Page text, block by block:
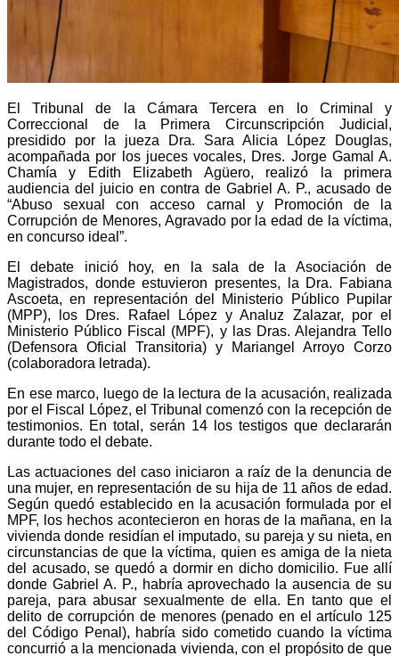
El Tribunal de la Cámara Tercera en lo Criminal y
Correccional de la Primera Circunscripción Judicial,
presidido por la jueza Dra. Sara Alicia López Douglas,
acompañada por los jueces vocales, Dres. Jorge Gamal A.
Chamía y Edith Elizabeth Agüero, realizó la primera
audiencia del juicio en contra de Gabriel A. P., acusado de
“Abuso sexual con acceso carnal y Promoción de la
Corrupción de Menores, Agravado por la edad de la víctima,
en concurso ideal”.
El debate inició hoy, en la sala de la Asociación de
Magistrados, donde estuvieron presentes, la Dra. Fabiana
Ascoeta, en representación del Ministerio Público Pupilar
(MPP), los Dres. Rafael López y Analuz Zalazar, por el
Ministerio Público Fiscal (MPF), y las Dras. Alejandra Tello
(Defensora Oficial Transitoria) y Mariangel Arroyo Corzo
(colaboradora letrada).
En ese marco, luego de la lectura de la acusación, realizada
por el Fiscal López, el Tribunal comenzó con la recepción de
testimonios. En total, serán 14 los testigos que declararán
durante todo el debate.
Las actuaciones del caso iniciaron a raíz de la denuncia de
una mujer, en representación de su hija de 11 años de edad.
Según quedó establecido en la acusación formulada por el
MPF, los hechos acontecieron en horas de la mañana, en la
vivienda donde residían el imputado, su pareja y su nieta, en
circunstancias de que la víctima, quien es amiga de la nieta
del acusado, se quedó a dormir en dicho domicilio. Fue allí
donde Gabriel A. P., habría aprovechado la ausencia de su
pareja, para abusar sexualmente de ella. En tanto que el
delito de corrupción de menores (penado en el artículo 125
del Código Penal), habría sido cometido cuando la víctima
concurrió a la mencionada vivienda, con el propósito de que